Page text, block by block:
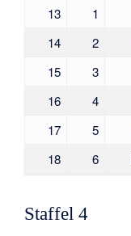
13 1
14
2
15
3
16
4
17
5
18
6
Staffel 4